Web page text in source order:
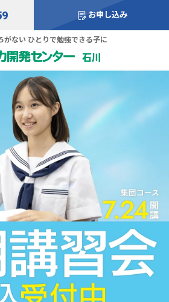
がない ひとりで勉強できる子に
石川
お申し込み